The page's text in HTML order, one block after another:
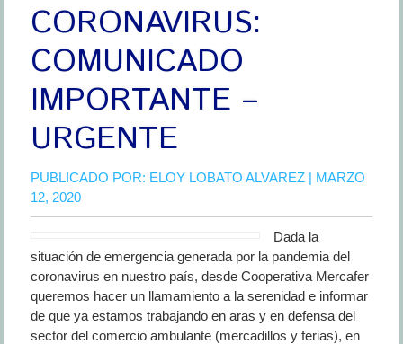
CORONAVIRUS:
COMUNICADO
IMPORTANTE –
URGENTE
PUBLICADO POR: ELOY LOBATO ALVAREZ| MARZO
12, 2020
Dada la
situación de emergencia generada por la pandemia del
coronavirus en nuestro país, desde Cooperativa Mercafer
queremos hacer un llamamiento a la serenidad e informar
de que ya estamos trabajando en aras y en defensa del
sector del comercio ambulante (mercadillos y ferias), en